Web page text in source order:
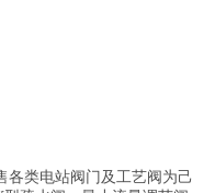
各类电站阀门及工艺阀为己